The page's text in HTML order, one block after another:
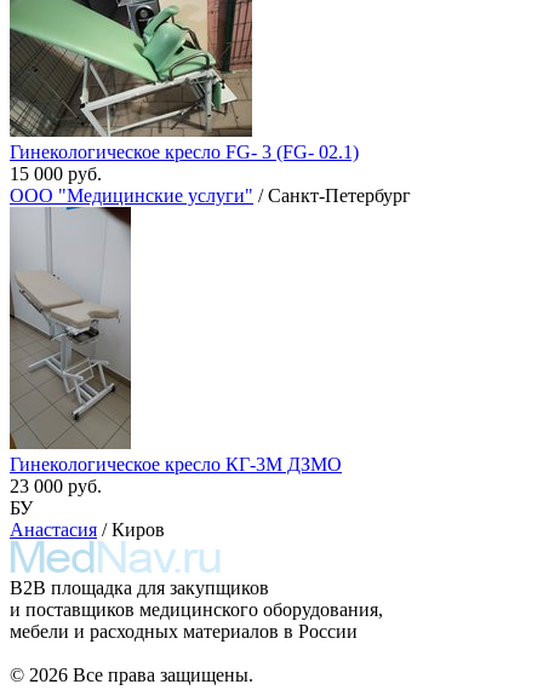
Гинекологическое кресло FG- 3 (FG- 02.1)
15 000 руб.
ООО "Медицинские услуги" / Санкт-Петербург
Гинекологическое кресло КГ-3М ДЗМО
23 000 руб.
БУ
Анастасия / Киров
B2B площадка для закупщиков
и поставщиков медицинского оборудования,
мебели и расходных материалов в России
© 2026 Все права защищены.